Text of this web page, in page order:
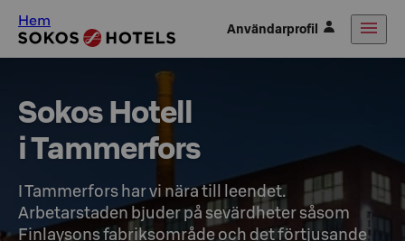
Hem Användarprofil
Sokos Hotell
i Tammerfors
I Tammerfors har vi nära till leendet.
Arbetarstaden bjuder på sevärdheter såsom
Finlaysons fabriksområde och det förtjusande